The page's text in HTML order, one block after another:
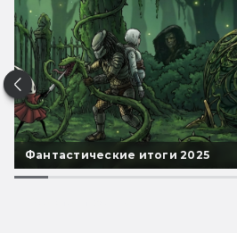
Фантастические итоги 2025